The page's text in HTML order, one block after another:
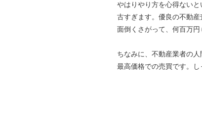
やはりやり方を心得ない
古すぎます。優良の不動
面倒くさがって、何百万
ちなみに、不動産業者の
最高価格での売買です。し